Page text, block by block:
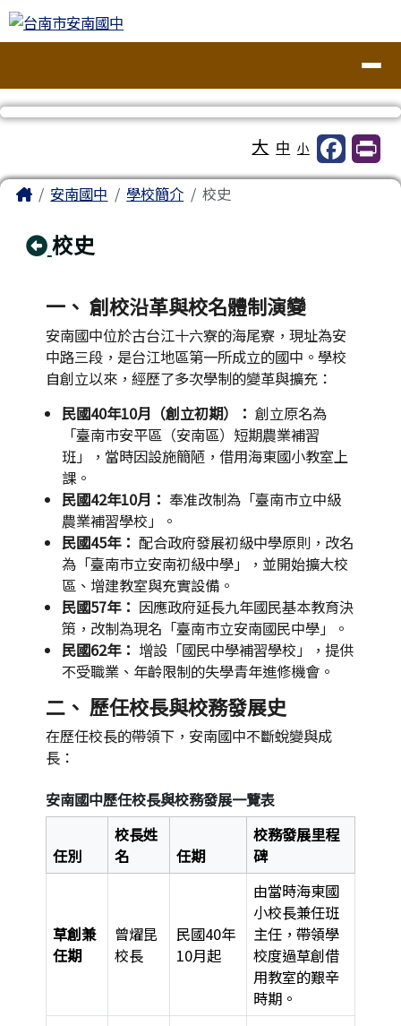
跳至主內容區
台南市安南國中
大 中 小
主內容區域
Home安南國中 學校簡介 校史
回上頁
校史
一、 創校沿革與校名體制演變
安南國中位於古台江十六寮的海尾寮，現址為安
中路三段，是台江地區第一所成立的國中。學校
自創立以來，經歷了多次學制的變革與擴充：
民國40年10月（創立初期）： 創立原名為
「臺南市安平區（安南區）短期農業補習
班」，當時因設施簡陋，借用海東國小教室上
課。
民國42年10月： 奉准改制為「臺南市立中級
農業補習學校」。
民國45年： 配合政府發展初級中學原則，改名
為「臺南市立安南初級中學」，並開始擴大校
區、增建教室與充實設備。
民國57年： 因應政府延長九年國民基本教育決
策，改制為現名「臺南市立安南國民中學」。
民國62年： 增設「國民中學補習學校」，提供
不受職業、年齡限制的失學青年進修機會。
二、 歷任校長與校務發展史
在歷任校長的帶領下，安南國中不斷蛻變與成
長：
安南國中歷任校長與校務發展一覽表
任別
校長姓
名
任期
校務發展里程
碑
草創兼
任期
曾燿昆
校長
民國40年
10月起
由當時海東國
小校長兼任班
主任，帶領學
校度過草創借
用教室的艱辛
時期。
頁尾區域